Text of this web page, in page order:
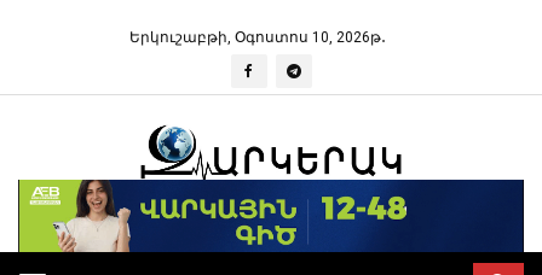
Երկուշաբթի, Օգոստոս 10, 2026թ․